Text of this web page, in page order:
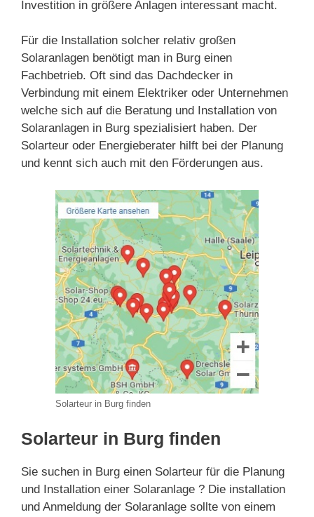
Investition in größere Anlagen interessant macht.
Für die Installation solcher relativ großen
Solaranlagen benötigt man in Burg einen
Fachbetrieb. Oft sind das Dachdecker in
Verbindung mit einem Elektriker oder Unternehmen
welche sich auf die Beratung und Installation von
Solaranlagen in Burg spezialisiert haben. Der
Solarteur oder Energieberater hilft bei der Planung
und kennt sich auch mit den Förderungen aus.
Solarteur in Burg finden
Solarteur in Burg finden
Sie suchen in Burg einen Solarteur für die Planung
und Installation einer Solaranlage ? Die installation
und Anmeldung der Solaranlage sollte von einem